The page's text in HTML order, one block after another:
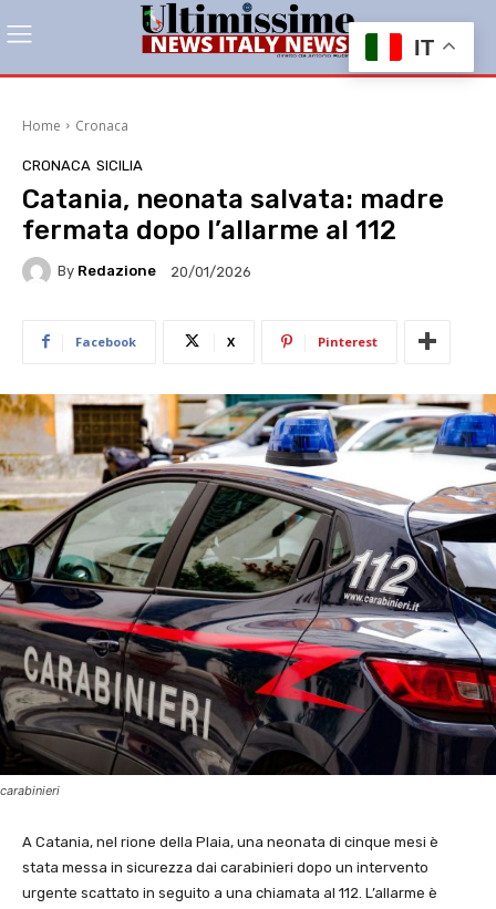
Home Cronaca
CRONACA SICILIA
Catania, neonata salvata: madre
fermata dopo l’allarme al 112
By Redazione 20/01/2026
Facebook X Pinterest
carabinieri
A Catania, nel rione della Plaia, una neonata di cinque mesi è
stata messa in sicurezza dai carabinieri dopo un intervento
urgente scattato in seguito a una chiamata al 112. L’allarme è
IT